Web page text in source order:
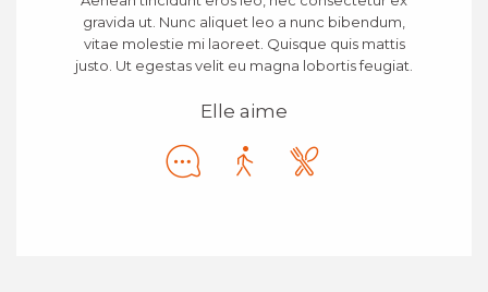
gravida ut. Nunc aliquet leo a nunc bibendum,
vitae molestie mi laoreet. Quisque quis mattis
justo. Ut egestas velit eu magna lobortis feugiat.
Elle aime